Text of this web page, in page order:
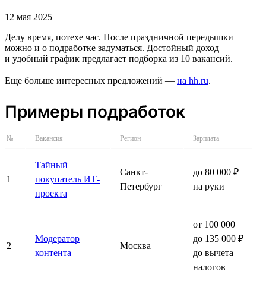
12 мая 2025
Делу время, потехе час. После праздничной передышки
можно и о подработке задуматься. Достойный доход
и удобный график предлагает подборка из 10 вакансий.
Еще больше интересных предложений — на hh.ru.
Примеры подработок
№ Вакансия Регион Зарплата
1
Тайный
покупатель ИТ-
проекта
Санкт-
Петербург
до 80 000 ₽
на руки
2
Модератор
контента
Москва
от 100 000
до 135 000 ₽
до вычета
налогов